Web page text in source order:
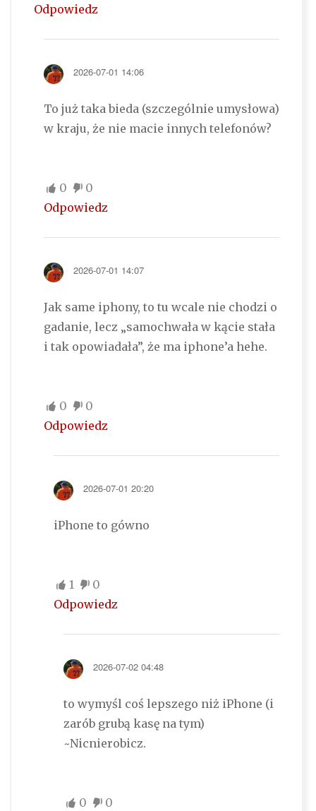
Odpowiedz
2026-07-01 14:06
To już taka bieda (szczególnie umysłowa)
w kraju, że nie macie innych telefonów?
0
0
Odpowiedz
2026-07-01 14:07
Jak same iphony, to tu wcale nie chodzi o
gadanie, lecz „samochwała w kącie stała
i tak opowiadała”, że ma iphone’a hehe.
0
0
Odpowiedz
2026-07-01 20:20
iPhone to gówno
1
0
Odpowiedz
2026-07-02 04:48
to wymyśl coś lepszego niż iPhone (i
zarób grubą kasę na tym)
~Nicnierobicz.
0
0